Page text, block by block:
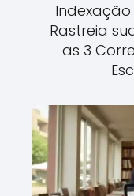
Indexação
Rastreia
as 3